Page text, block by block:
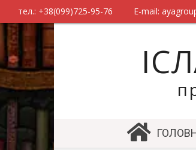
тел.: +38(099)725-95-76 E-mail: